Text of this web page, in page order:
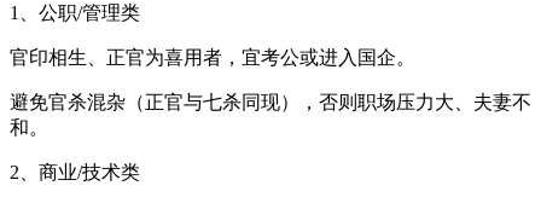
1、公职/管理类
官印相生、正官为喜用者，宜考公或进入国企。
避免官杀混杂（正官与七杀同现），否则职场压力大、夫妻不
和。
2、商业/技术类